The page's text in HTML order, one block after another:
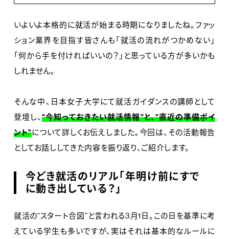
いよいよ本格的に就活が始まる時期になりましたね。ファッ
ション業界を目指す皆さんも「就活の流れがつかめない」
「何から手を付ければいいの？」と思っている方が多いかも
しれません。
そんな中、日本女子大学にて就活ガイダンスの講師として
登壇し、"今知っておきたい就活情報"と、"直近の準備ポイ
ント"について詳しくお伝えしました。今回は、その活動報告
としてお話ししてきた内容を振り返り、ご紹介します。
今どき就活のリアル「年明け前にすで
に動き出している？」
就活の“スタート合図”と言われる3月1日。この日を基準に考
えている学生も多いですが、実はそれは基本的なルールに